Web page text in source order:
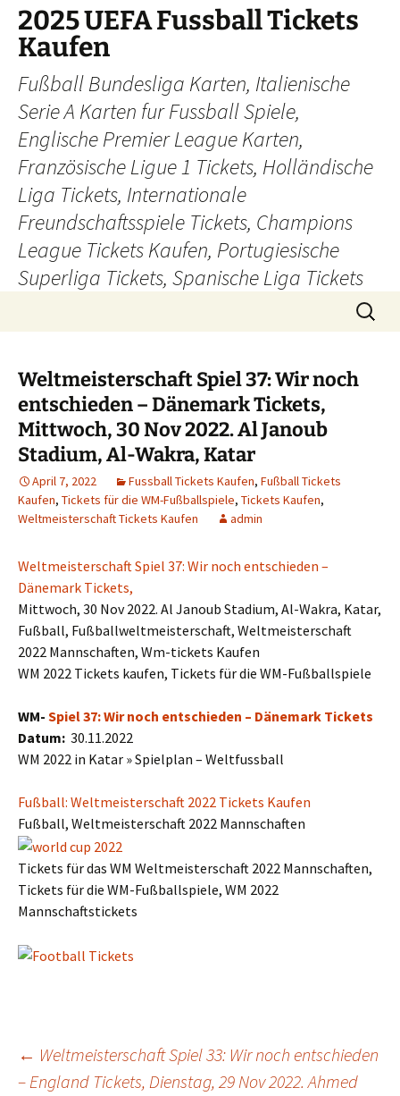
Skip
content
2025 UEFA Fussball Tickets
Kaufen
Fußball Bundesliga Karten, Italienische
Serie A Karten fur Fussball Spiele,
Englische Premier League Karten,
Französische Ligue 1 Tickets, Holländische
Liga Tickets, Internationale
Freundschaftsspiele Tickets, Champions
League Tickets Kaufen, Portugiesische
Superliga Tickets, Spanische Liga Tickets
Search
for:
Weltmeisterschaft Spiel 37: Wir noch
entschieden – Dänemark Tickets,
Mittwoch, 30 Nov 2022. Al Janoub
Stadium, Al-Wakra, Katar
April 7, 2022 Fussball Tickets Kaufen, Fußball Tickets
Kaufen, Tickets für die WM-Fußballspiele, Tickets Kaufen,
Weltmeisterschaft Tickets Kaufen
admin
Weltmeisterschaft Spiel 37: Wir noch entschieden –
Dänemark Tickets,
Mittwoch, 30 Nov 2022. Al Janoub Stadium, Al-Wakra, Katar,
Fußball, Fußballweltmeisterschaft, Weltmeisterschaft
2022 Mannschaften, Wm-tickets Kaufen
WM 2022 Tickets kaufen, Tickets für die WM-Fußballspiele
WM- Spiel 37: Wir noch entschieden – Dänemark Tickets
Datum: 30.11.2022
WM 2022 in Katar » Spielplan – Weltfussball
Fußball: Weltmeisterschaft 2022 Tickets Kaufen
Fußball, Weltmeisterschaft 2022 Mannschaften
Tickets für das WM Weltmeisterschaft 2022 Mannschaften,
Tickets für die WM-Fußballspiele, WM 2022
Mannschaftstickets
Post
← Weltmeisterschaft Spiel 33: Wir noch entschieden
– England Tickets, Dienstag, 29 Nov 2022. Ahmed